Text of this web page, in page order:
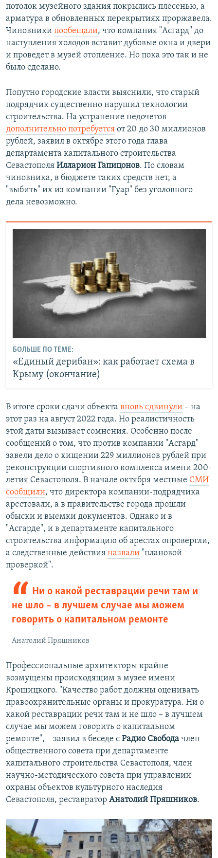
потолок музейного здания покрылись плесенью, а
арматура в обновленных перекрытиях проржавела.
Чиновники пообещали, что компания "Асгард" до
наступления холодов вставит дубовые окна и двери
и проведет в музей отопление. Но пока это так и не
было сделано.
Попутно городские власти выяснили, что старый
подрядчик существенно нарушил технологии
строительства. На устранение недочетов
дополнительно потребуется от 20 до 30 миллионов
рублей, заявил в октябре этого года глава
департамента капитального строительства
Севастополя Илларион Гапицонов. По словам
чиновника, в бюджете таких средств нет, а
"выбить" их из компании "Гуар" без уголовного
дела невозможно.
БОЛЬШЕ ПО ТЕМЕ:
«Единый дерибан»: как работает схема в
Крыму (окончание)
В итоге сроки сдачи объекта вновь сдвинули – на
этот раз на август 2022 года. Но реалистичность
этой даты вызывает сомнения. Особенно после
сообщений о том, что против компании "Асгард"
завели дело о хищении 229 миллионов рублей при
реконструкции спортивного комплекса имени 200-
летия Севастополя. В начале октября местные СМИ
сообщили, что директора компании-подрядчика
арестовали, а в правительстве города прошли
обыски и выемки документов. Однако и в
"Асгарде", и в департаменте капитального
строительства информацию об арестах опровергли,
а следственные действия назвали "плановой
проверкой".
Ни о какой реставрации речи там и
не шло – в лучшем случае мы можем
говорить о капитальном ремонте
Анатолий Пряшников
Профессиональные архитекторы крайне
возмущены происходящим в музее имени
Крошицкого. "Качество работ должны оценивать
правоохранительные органы и прокуратура. Ни о
какой реставрации речи там и не шло – в лучшем
случае мы можем говорить о капитальном
ремонте", – заявил в беседе с Радио Свобода член
общественного совета при департаменте
капитального строительства Севастополя, член
научно-методического совета при управлении
охраны объектов культурного наследия
Севастополя, реставратор Анатолий Пряшников.